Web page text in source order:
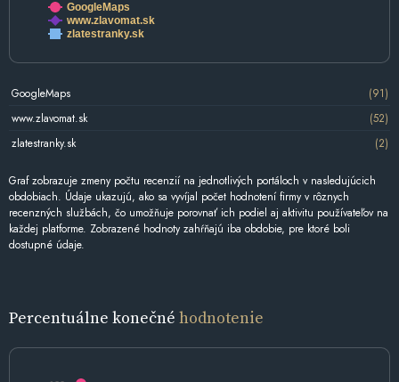
GoogleMaps
www.zlavomat.sk
zlatestranky.sk
GoogleMaps
(91)
www.zlavomat.sk
(52)
zlatestranky.sk
(2)
Graf zobrazuje zmeny počtu recenzií na jednotlivých portáloch v nasledujúcich
obdobiach. Údaje ukazujú, ako sa vyvíjal počet hodnotení firmy v rôznych
recenzných službách, čo umožňuje porovnať ich podiel aj aktivitu používateľov na
každej platforme. Zobrazené hodnoty zahŕňajú iba obdobie, pre ktoré boli
dostupné údaje.
Percentuálne konečné hodnotenie